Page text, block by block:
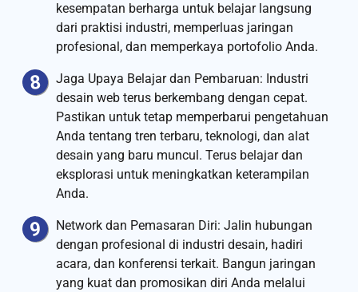
kesempatan berharga untuk belajar langsung
dari praktisi industri, memperluas jaringan
profesional, dan memperkaya portofolio Anda.
Jaga Upaya Belajar dan Pembaruan: Industri
desain web terus berkembang dengan cepat.
Pastikan untuk tetap memperbarui pengetahuan
Anda tentang tren terbaru, teknologi, dan alat
desain yang baru muncul. Terus belajar dan
eksplorasi untuk meningkatkan keterampilan
Anda.
Network dan Pemasaran Diri: Jalin hubungan
dengan profesional di industri desain, hadiri
acara, dan konferensi terkait. Bangun jaringan
yang kuat dan promosikan diri Anda melalui